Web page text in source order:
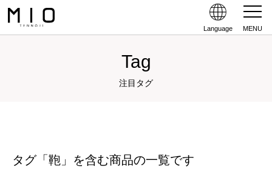
Language MENU
Tag
注目タグ
タグ「鞄」を含む商品の一覧です